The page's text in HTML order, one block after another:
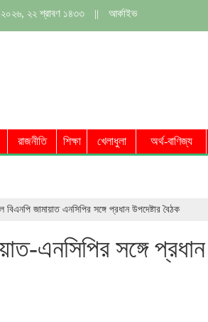
২২ শ্রাবণ ১৪৩৩ || আর্কাইভ
রাজনীতি শিক্ষা খেলাধুলা অর্থ-বাণিজ্য
বিকেলে বিএনপি জামায়াত এনসিপির সঙ্গে প্রধান উপদেষ্টার বৈঠক
এনসিপির সঙ্গে